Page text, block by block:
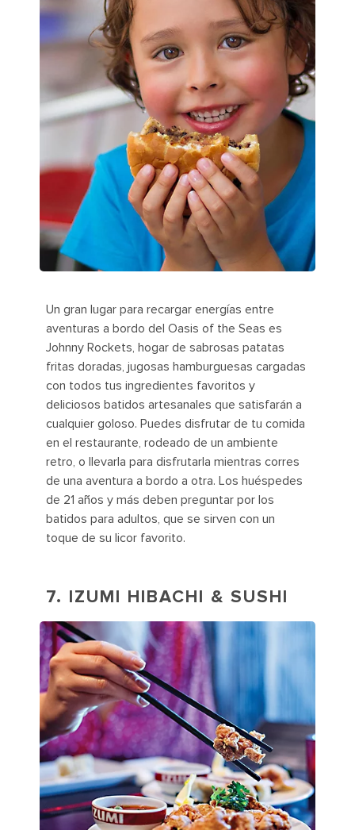
Un gran lugar para recargar energías entre
aventuras a bordo del Oasis of the Seas es
Johnny Rockets, hogar de sabrosas patatas
fritas doradas, jugosas hamburguesas cargadas
con todos tus ingredientes favoritos y
deliciosos batidos artesanales que satisfarán a
cualquier goloso. Puedes disfrutar de tu comida
en el restaurante, rodeado de un ambiente
retro, o llevarla para disfrutarla mientras corres
de una aventura a bordo a otra. Los huéspedes
de 21 años y más deben preguntar por los
batidos para adultos, que se sirven con un
toque de su licor favorito.
7. IZUMI HIBACHI & SUSHI